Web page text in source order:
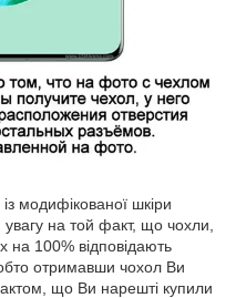
модифікованої шкіри
на той факт, що чохли,
на 100% відповідають
отримавши чохол Ви
що Ви нарешті купили